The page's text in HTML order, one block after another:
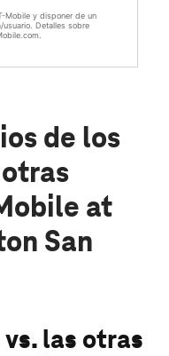
Mobile y disponer de un
Detalles sobre
de los
at
San